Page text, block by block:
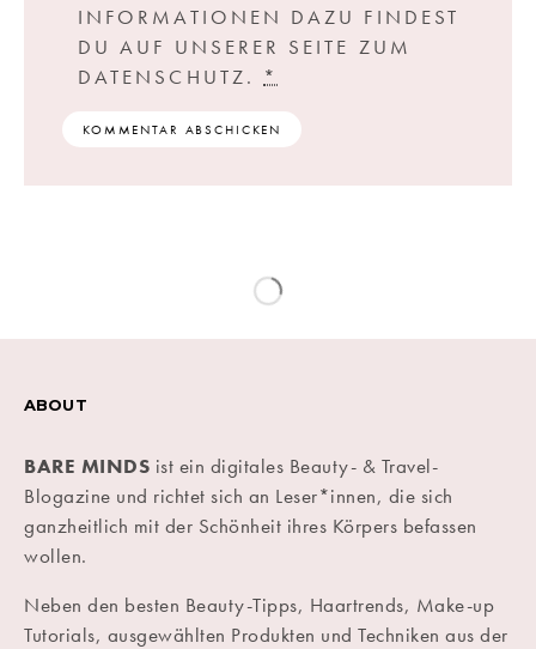
INFORMATIONEN DAZU FINDEST
DU AUF UNSERER SEITE ZUM
DATENSCHUTZ. *
ABOUT
BARE MINDS ist ein digitales Beauty- & Travel-
Blogazine und richtet sich an Leser*innen, die sich
ganzheitlich mit der Schönheit ihres Körpers befassen
wollen.
Neben den besten Beauty-Tipps, Haartrends, Make-up
Tutorials, ausgewählten Produkten und Techniken aus der